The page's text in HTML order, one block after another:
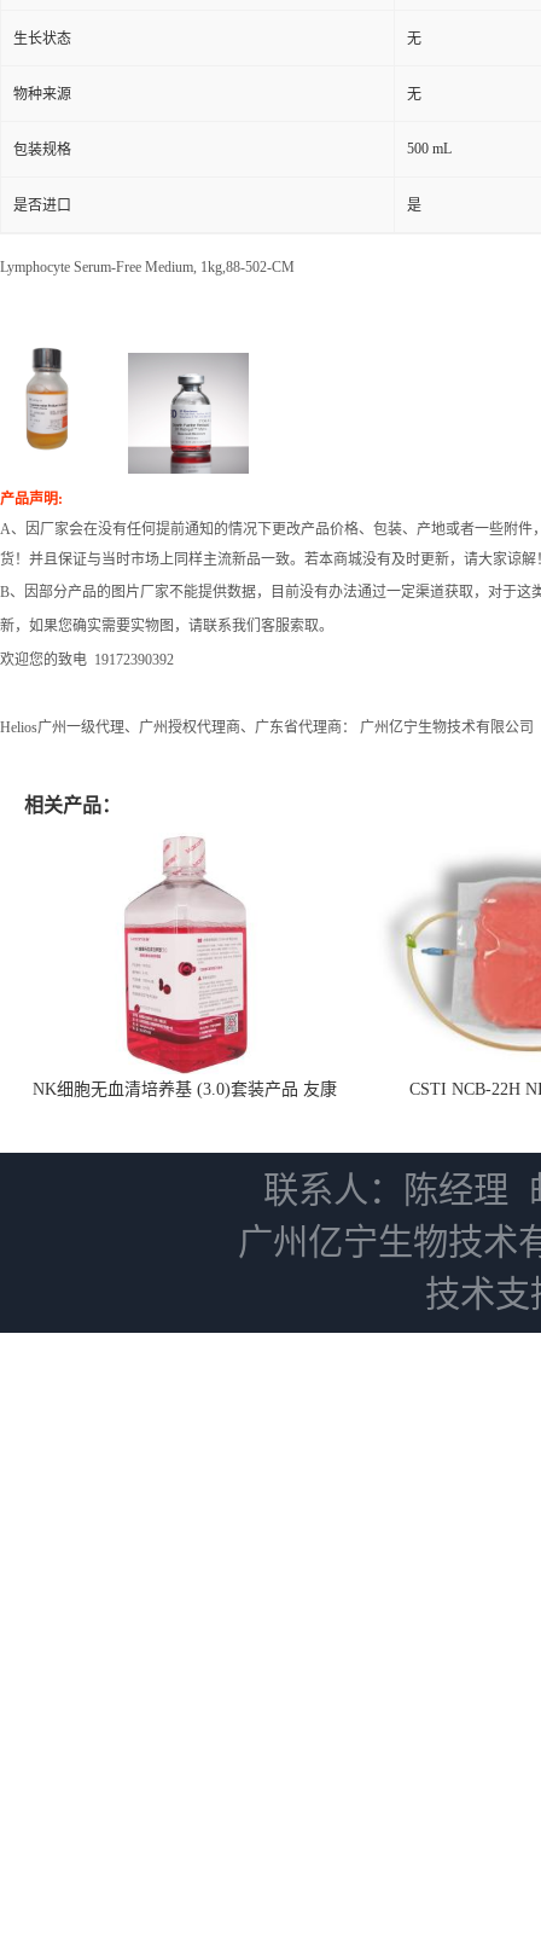
生长状态 无
物种来源 无
包装规格 500 mL
是否进口 是
Lymphocyte Serum-Free Medium, 1kg,88-502-CM
产品声明:
A、因厂家会在没有任何提前通知的情况下更改产品价格、包装、产地或者一些附
货！并且保证与当时市场上同样主流新品一致。若本商城没有及时更新，请大家谅解
B、因部分产品的图片厂家不能提供数据，目前没有办法通过一定渠道获取，对于
新，如果您确实需要实物图，请联系我们客服索取。
欢迎您的致电 19172390392
Helios广州一级代理、广州授权代理商、广东省代理商： 广州亿宁生物技术有限公司
相关产品：
NK细胞无血清培养基 (3.0)套装产品 友康
CSTI NCB-22H
联系人：陈经理
广州亿宁生物技术
技术